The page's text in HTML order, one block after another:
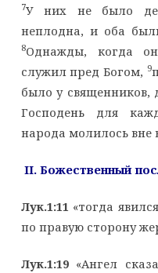
7У них не было
неплодна, и оба
8Однажды, когда
служил пред Богом, 9
было у священников,
Господень для
народа молилось вне
II. Божественный
Лук.1:11 «тогда
по правую сторону
Лук.1:19«Ангел